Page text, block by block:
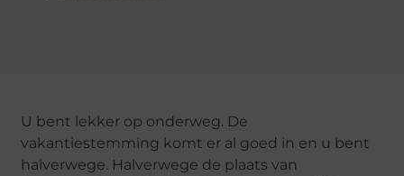
U bent lekker op onderweg. De
vakantiestemming komt er al goed in en u bent
halverwege. Halverwege de plaats van